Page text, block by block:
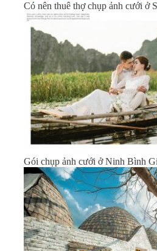
Có nên thuê thợ chụp ảnh cưới ở
Gói chụp ảnh cưới ở Ninh Bình